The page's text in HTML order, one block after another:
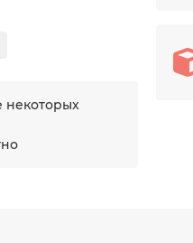
некоторых